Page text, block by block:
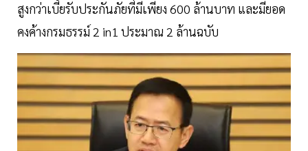
สูงกว่าเบี้ยรับประกันภัยที่มีเพียง 600 ล้านบาท และมียอด
คงค้างกรมธรรม์ 2 in1 ประมาณ 2 ล้านฉบับ